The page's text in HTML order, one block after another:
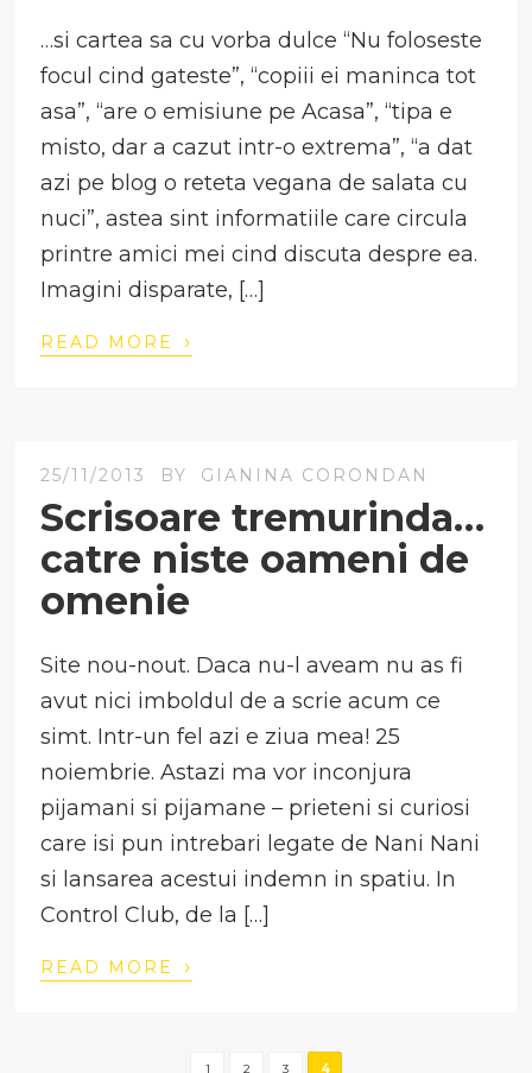
…si cartea sa cu vorba dulce “Nu foloseste
focul cind gateste”, “copiii ei maninca tot
asa”, “are o emisiune pe Acasa”, “tipa e
misto, dar a cazut intr-o extrema”, “a dat
azi pe blog o reteta vegana de salata cu
nuci”, astea sint informatiile care circula
printre amici mei cind discuta despre ea.
Imagini disparate, […]
READ MORE ›
25/11/2013 BY GIANINA CORONDAN
Scrisoare tremurinda…
catre niste oameni de
omenie
Site nou-nout. Daca nu-l aveam nu as fi
avut nici imboldul de a scrie acum ce
simt. Intr-un fel azi e ziua mea! 25
noiembrie. Astazi ma vor inconjura
pijamani si pijamane – prieteni si curiosi
care isi pun intrebari legate de Nani Nani
si lansarea acestui indemn in spatiu. In
Control Club, de la […]
READ MORE ›
1 2 3 4